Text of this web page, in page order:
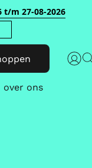
t/m 27-08-2026
over ons